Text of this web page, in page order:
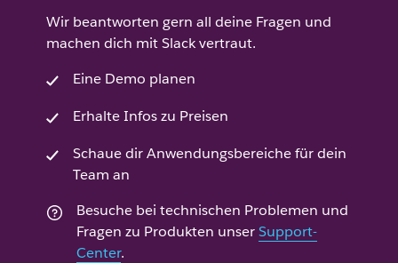
Wir beantworten gern all deine Fragen und
machen dich mit Slack vertraut.
Eine Demo planen
Erhalte Infos zu Preisen
Schaue dir Anwendungsbereiche für dein
Team an
Besuche bei technischen Problemen und
Fragen zu Produkten unserSupport-
Center.